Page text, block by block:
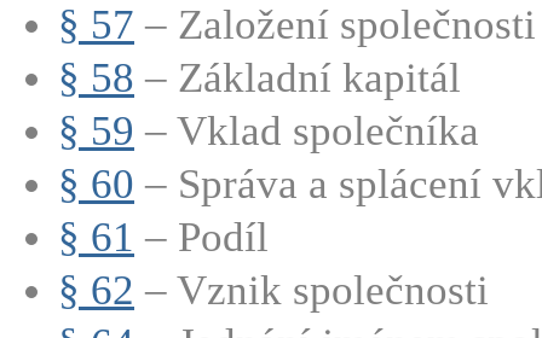
§ 57 – Založení společnosti
§ 58 – Základní kapitál
§ 59 – Vklad společníka
§ 60 – Správa a splácení
§ 61 – Podíl
§ 62 – Vznik společnosti